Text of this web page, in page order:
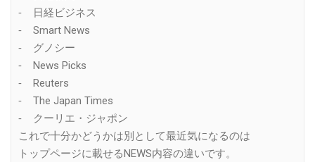
⁃ 日経ビジネス
⁃ Smart News
⁃ グノシー
⁃ News Picks
⁃ Reuters
⁃ The Japan Times
⁃ クーリエ・ジャポン
これで十分かどうかは別として最近気になるのは
トップページに載せるNEWS内容の違いです。